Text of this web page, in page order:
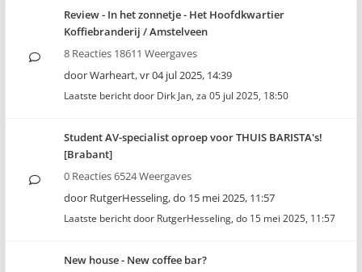
Review - In het zonnetje - Het Hoofdkwartier
Koffiebranderij / Amstelveen
8 Reacties 18611 Weergaves
doorWarheart,vr 04 jul 2025, 14:39
Laatste bericht door Dirk Jan, za 05 jul 2025, 18:50
Student AV-specialist oproep voor THUIS BARISTA's!
[Brabant]
0 Reacties 6524 Weergaves
door RutgerHesseling,do 15 mei 2025, 11:57
Laatste bericht door RutgerHesseling, do 15 mei 2025, 11:57
New house - New coffee bar?